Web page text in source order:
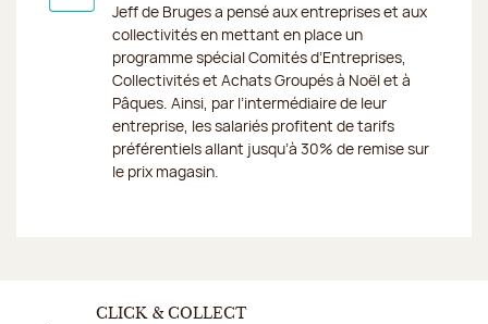
Jeff de Bruges a pensé aux entreprises et aux
collectivités en mettant en place un
programme spécial Comités d’Entreprises,
Collectivités et Achats Groupés à Noël et à
Pâques. Ainsi, par l’intermédiaire de leur
entreprise, les salariés profitent de tarifs
préférentiels allant jusqu’à 30% de remise sur
le prix magasin.
CLICK & COLLECT